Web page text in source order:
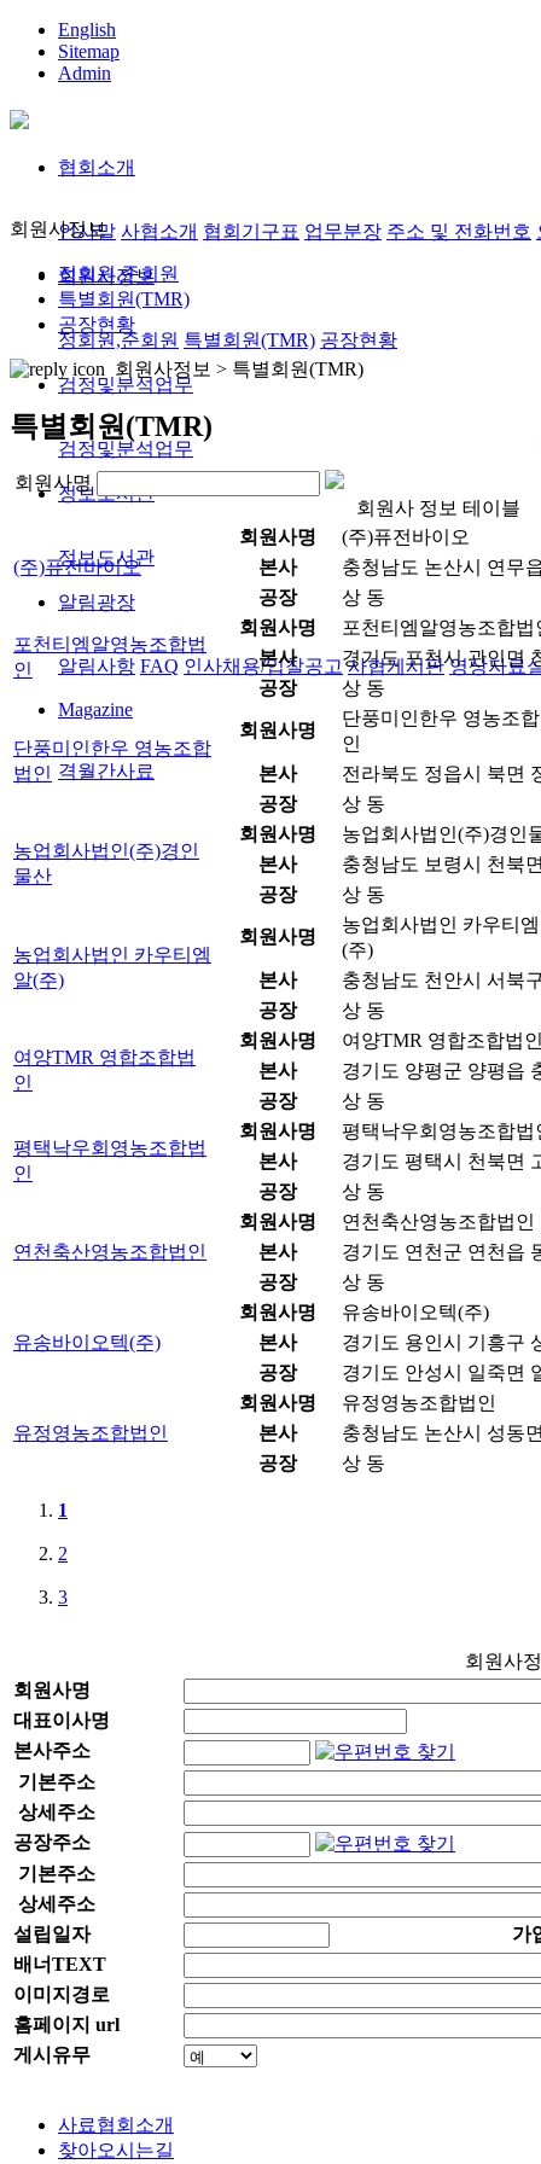
English
Sitemap
Admin
협회소개
인사말 사협소개 협회기구표 업무분장 주소 및 전화번호
회원사정보
정회원,준회원 특별회원(TMR) 공장현황
검정및분석업무
검정및분석업무
정보도서관
정보도서관
알림광장
알림사항 FAQ 인사채용/입찰공고 사협게시판 영상자료
Magazine
격월간사료
회원사정보
정회원,준회원
특별회원(TMR)
공장현황
회원사정보 > 특별회원(TMR)
특별회원(TMR)
회원사명
회원사 정보 테이블
(주)퓨전바이오
회원사명
(주)퓨전바이오
본사
충청남도 논산시 연무
공장
상 동
포천티엠알영농조합법
인
회원사명
포천티엠알영농조합법
본사
경기도 포천시 관인면
공장
상 동
단풍미인한우 영농조합
법인
회원사명
단풍미인한우 영농조
인
본사
전라북도 정읍시 북면
공장
상 동
농업회사법인(주)경인
물산
회원사명
농업회사법인(주)경인
본사
충청남도 보령시 천북
공장
상 동
농업회사법인 카우티엠
알(주)
회원사명
농업회사법인 카우티
(주)
본사
충청남도 천안시 서북
공장
상 동
여양TMR 영합조합법
인
회원사명
여양TMR 영합조합법
본사
경기도 양평군 양평읍
공장
상 동
평택낙우회영농조합법
인
회원사명
평택낙우회영농조합법
본사
경기도 평택시 천북면
공장
상 동
연천축산영농조합법인
회원사명
연천축산영농조합법인
본사
경기도 연천군 연천읍
공장
상 동
유송바이오텍(주)
회원사명
유송바이오텍(주)
본사
경기도 용인시 기흥구
공장
경기도 안성시 일죽면
유정영농조합법인
회원사명
유정영농조합법인
본사
충청남도 논산시 성동
공장
상 동
1
2
3
회원사
회원사명
대표이사명
본사주소
기본주소
상세주소
공장주소
기본주소
상세주소
설립일자
가
배너TEXT
이미지경로
홈페이지 url
게시유무
사료협회소개
찾아오시는길